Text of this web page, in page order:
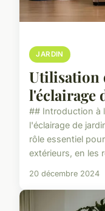
JARDIN
Utilisation
l'éclairage
## Introduction à
l'éclairage de
rôle essentiel
extérieurs, en les
20 décembre 2024